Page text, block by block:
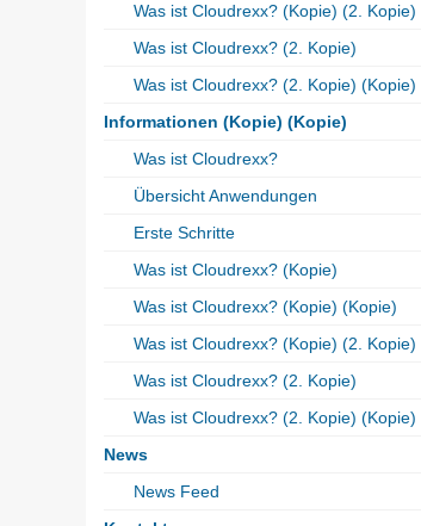
Was ist Cloudrexx? (Kopie) (2. Kopie)
Was ist Cloudrexx? (2. Kopie)
Was ist Cloudrexx? (2. Kopie) (Kopie)
Informationen (Kopie) (Kopie)
Was ist Cloudrexx?
Übersicht Anwendungen
Erste Schritte
Was ist Cloudrexx? (Kopie)
Was ist Cloudrexx? (Kopie) (Kopie)
Was ist Cloudrexx? (Kopie) (2. Kopie)
Was ist Cloudrexx? (2. Kopie)
Was ist Cloudrexx? (2. Kopie) (Kopie)
News
News Feed